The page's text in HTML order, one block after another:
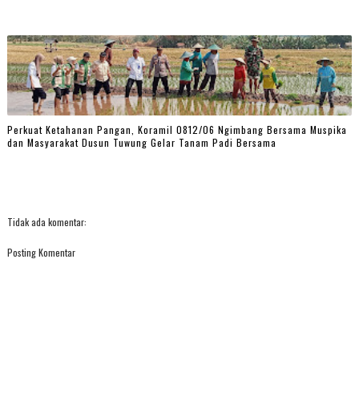
Perkuat Ketahanan Pangan, Koramil 0812/06 Ngimbang Bersama Muspika
dan Masyarakat Dusun Tuwung Gelar Tanam Padi Bersama
Tidak ada komentar:
Posting Komentar